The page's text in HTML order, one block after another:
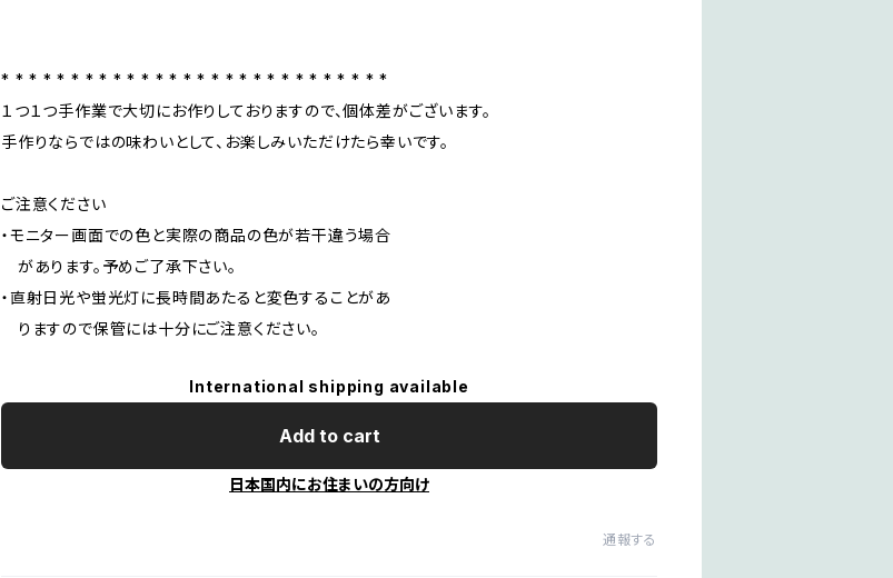
* * * * * * * * * * * * * * * * * * * * * * * * * * * *
１つ１つ手作業で大切にお作りしておりますので、個体差がございます。
手作りならではの味わいとして、お楽しみいただけたら幸いです。
ご注意ください
・モニター画面での色と実際の商品の色が若干違う場合
があります。予めご了承下さい。
・直射日光や蛍光灯に長時間あたると変色することがあ
りますので保管には十分にご注意ください。
International shipping available
Add to cart
日本国内にお住まいの方向け
通報する